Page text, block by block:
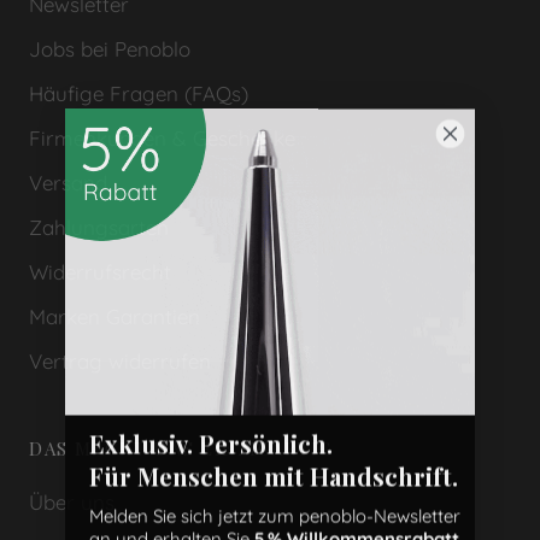
Jobs bei Penoblo
Häufige Fragen (FAQs)
Firmenkunden & Geschenke
Versand
Zahlungsarten
Widerrufsrecht
Marken Garantien
Vertrag widerrufen
DAS MACHT UNS EINZIGARTIG
Über uns
Exklusiv. Persönlich.
Für Menschen mit Handschrift.
Melden Sie sich jetzt zum penoblo-Newsletter
an und erhalten Sie 5 % Willkommensrabatt